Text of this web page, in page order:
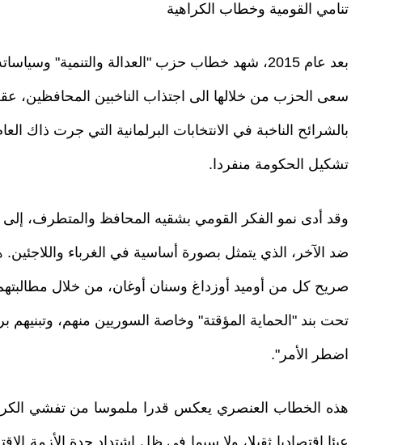
تنامي القومية وخطاب الكراهية
بعد عام 2015، شهد خطاب حزب "العدالة والتنمية"
سعى الحزب من خلالها الى اجتذاب الناخبين المحافظين،
بالشرائح الناخبة في الانتخابات البرلمانية التي جرت ذاك
تشكيل الحكومة منفردا.
وقد أدى نمو الفكر القومي بشقيه المحافظ والمتطرف، إلى
ضد الآخر، الذي يتمثل بصورة أساسية في الغرباء
صريح كل من أوميد أوزداغ وسنان أوغان، من خلال
تحت بند "الحماية المؤقتة" وخاصة السوريين منهم، وتبنيهم
اضطر الأمر".
هذه الخطاب العنصري يعكس قدرا ملموسا من تفشي
عبئا اقتصاديا ثقيلا، ولا سيما في ظل اشتداد حدة الأزمة